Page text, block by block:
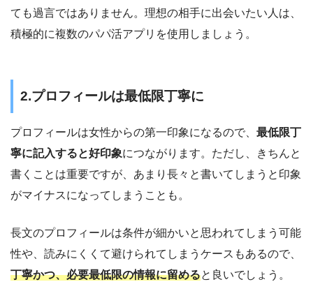
ても過言ではありません。理想の相手に出会いたい人は、
積極的に複数のパパ活アプリを使用しましょう。
2.プロフィールは最低限丁寧に
プロフィールは女性からの第一印象になるので、 最低限丁
寧に記入すると好印象につながります。ただし、きちんと
書くことは重要ですが、あまり長々と書いてしまうと印象
がマイナスになってしまうことも。
長文のプロフィールは条件が細かいと思われてしまう可能
性や、読みにくくて避けられてしまうケースもあるので、
丁寧かつ、必要最低限の情報に留めると良いでしょう。